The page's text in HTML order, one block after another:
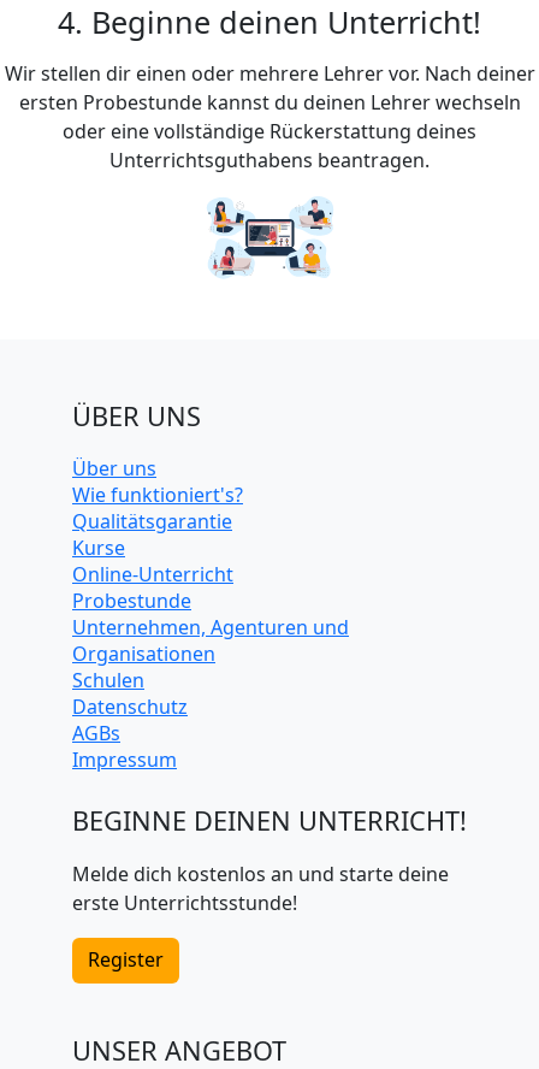
4. Beginne deinen Unterricht!
Wir stellen dir einen oder mehrere Lehrer vor. Nach deiner
ersten Probestunde kannst du deinen Lehrer wechseln
oder eine vollständige Rückerstattung deines
Unterrichtsguthabens beantragen.
ÜBER UNS
Über uns
Wie funktioniert's?
Qualitätsgarantie
Kurse
Online-Unterricht
Probestunde
Unternehmen, Agenturen und
Organisationen
Schulen
Datenschutz
AGBs
Impressum
BEGINNE DEINEN UNTERRICHT!
Melde dich kostenlos an und starte deine
erste Unterrichtsstunde!
Register
UNSER ANGEBOT